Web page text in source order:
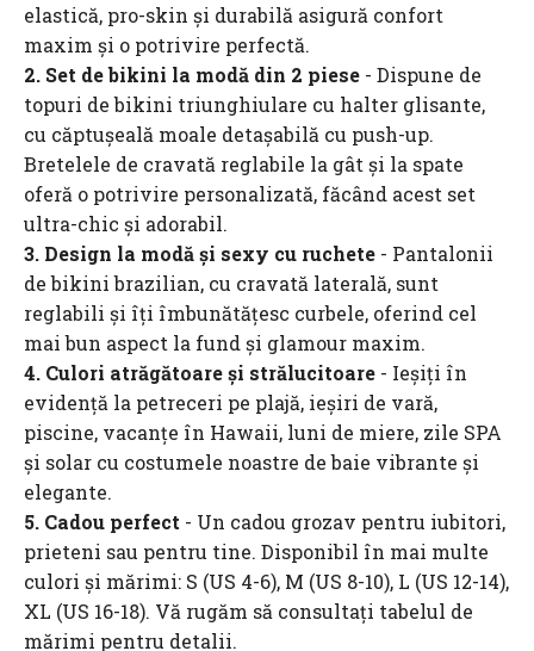
elastică, pro-skin și durabilă asigură confort
maxim și o potrivire perfectă.
2. Set de bikini la modă din 2 piese - Dispune de
topuri de bikini triunghiulare cu halter glisante,
cu căptușeală moale detașabilă cu push-up.
Bretelele de cravată reglabile la gât și la spate
oferă o potrivire personalizată, făcând acest set
ultra-chic și adorabil.
3. Design la modă și sexy cu ruchete - Pantalonii
de bikini brazilian, cu cravată laterală, sunt
reglabili și îți îmbunătățesc curbele, oferind cel
mai bun aspect la fund și glamour maxim.
4. Culori atrăgătoare și strălucitoare - Ieșiți în
evidență la petreceri pe plajă, ieșiri de vară,
piscine, vacanțe în Hawaii, luni de miere, zile SPA
și solar cu costumele noastre de baie vibrante și
elegante.
5. Cadou perfect - Un cadou grozav pentru iubitori,
prieteni sau pentru tine. Disponibil în mai multe
culori și mărimi: S (US 4-6), M (US 8-10), L (US 12-14),
XL (US 16-18). Vă rugăm să consultați tabelul de
mărimi pentru detalii.